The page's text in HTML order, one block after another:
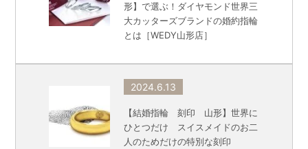
形】で選ぶ！ダイヤモンド世界三
大カッターズブランドの婚約指輪
とは［WEDY山形店］
2024.6.13
【結婚指輪 刻印 山形】世界に
ひとつだけ スイスメイドのお二
人のためだけの特別な刻印